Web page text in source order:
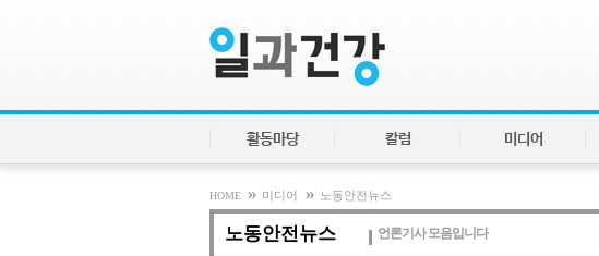
활동마당 칼럼 미디어
HOME » 미디어 » 노동안전뉴스
노동안전뉴스 언론기사 모음입니다